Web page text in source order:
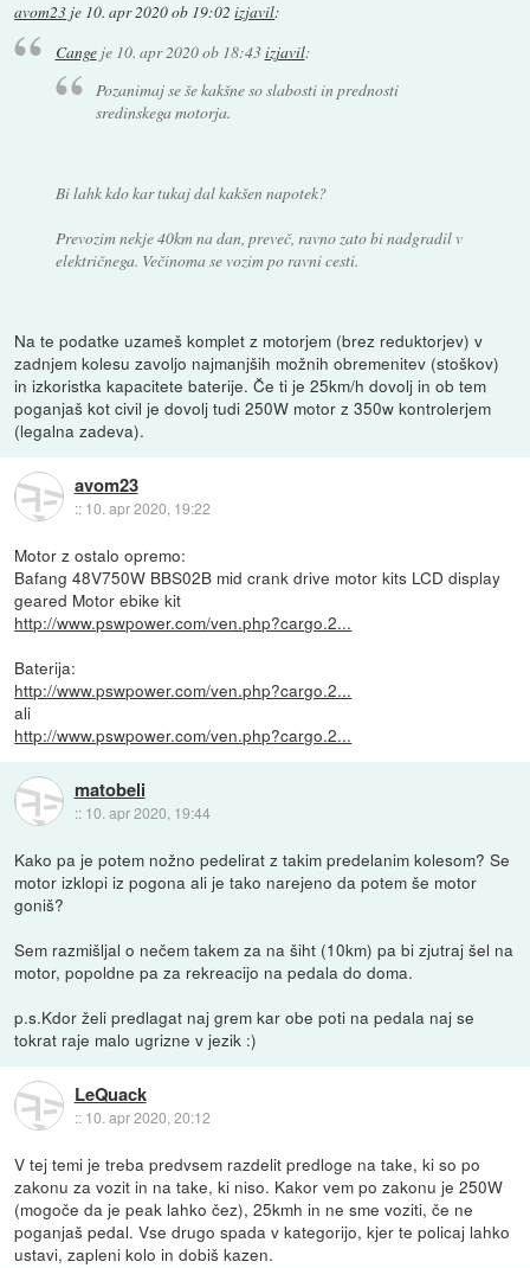
avom23 je 10. apr 2020 ob 19:02 izjavil:
Cangeje 10. apr 2020 ob 18:43izjavil:
Pozanimaj se še kakšne so slabosti in prednosti
sredinskega motorja.
Bi lahk kdo kar tukaj dal kakšen napotek?
Prevozim nekje 40km na dan, preveč, ravno zato bi nadgradil v
električnega. Večinoma se vozim po ravni cesti.
Na te podatke uzameš komplet z motorjem (brez reduktorjev) v
zadnjem kolesu zavoljo najmanjših možnih obremenitev (stoškov)
in izkoristka kapacitete baterije. Če ti je 25km/h dovolj in ob tem
poganjaš kot civil je dovolj tudi 250W motor z 350w kontrolerjem
(legalna zadeva).
avom23
:: 10. apr 2020, 19:22
Motor z ostalo opremo:
Bafang 48V750W BBS02B mid crank drive motor kits LCD display
geared Motor ebike kit
http://www.pswpower.com/ven.php?cargo.2...
Baterija:
http://www.pswpower.com/ven.php?cargo.2...
ali
http://www.pswpower.com/ven.php?cargo.2...
matobeli
:: 10. apr 2020, 19:44
Kako pa je potem nožno pedelirat z takim predelanim kolesom? Se
motor izklopi iz pogona ali je tako narejeno da potem še motor
goniš?
Sem razmišljal o nečem takem za na šiht (10km) pa bi zjutraj šel na
motor, popoldne pa za rekreacijo na pedala do doma.
p.s.Kdor želi predlagat naj grem kar obe poti na pedala naj se
tokrat raje malo ugrizne v jezik :)
LeQuack
:: 10. apr 2020, 20:12
V tej temi je treba predvsem razdelit predloge na take, ki so po
zakonu za vozit in na take, ki niso. Kakor vem po zakonu je 250W
(mogoče da je peak lahko čez), 25kmh in ne sme voziti, če ne
poganjaš pedal. Vse drugo spada v kategorijo, kjer te policaj lahko
ustavi, zapleni kolo in dobiš kazen.